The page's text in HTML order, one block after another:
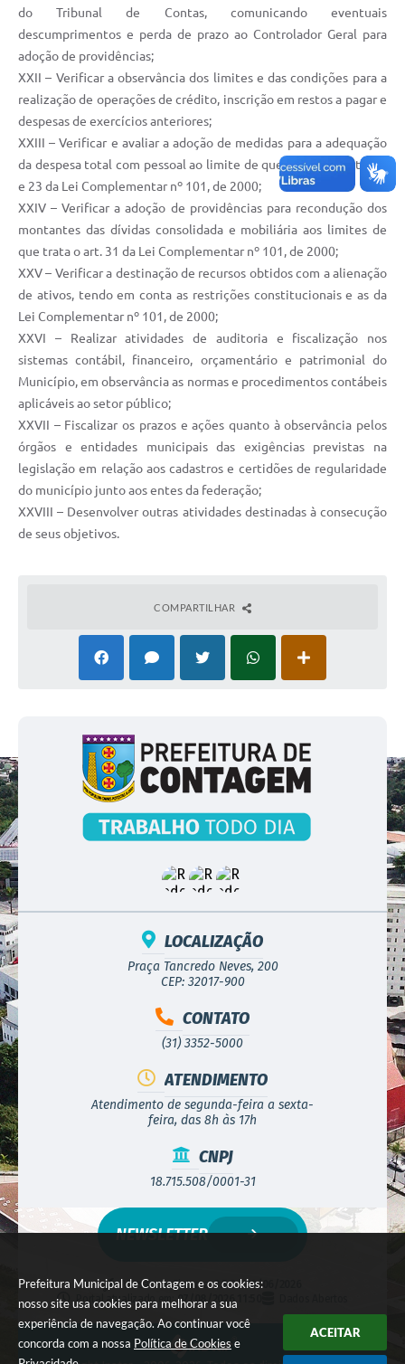
Prefeitura Municipal de Contagem e os cookies:
nosso site usa cookies para melhorar a sua
experiência de navegação. Ao continuar você
concorda com a nossa Política de Cookies e
ACEITAR
do Tribunal de Contas, comunicando eventuais
descumprimentos e perda de prazo ao Controlador Geral para
adoção de providências;
XXII – Verificar a observância dos limites e das condições para a
realização de operações de crédito, inscrição em restos a pagar e
despesas de exercícios anteriores;
XXIII – Verificar e avaliar a adoção de medidas para a adequação
da despesa total com pessoal ao limite de que tratam os arts. 22
e 23 da Lei Complementar nº 101, de 2000;
XXIV – Verificar a adoção de providências para recondução dos
montantes das dívidas consolidada e mobiliária aos limites de
que trata o art. 31 da Lei Complementar nº 101, de 2000;
XXV – Verificar a destinação de recursos obtidos com a alienação
de ativos, tendo em conta as restrições constitucionais e as da
Lei Complementar nº 101, de 2000;
XXVI – Realizar atividades de auditoria e fiscalização nos
sistemas contábil, financeiro, orçamentário e patrimonial do
Município, em observância as normas e procedimentos contábeis
aplicáveis ao setor público;
XXVII – Fiscalizar os prazos e ações quanto à observância pelos
órgãos e entidades municipais das exigências previstas na
legislação em relação aos cadastros e certidões de regularidade
do município junto aos entes da federação;
XXVIII – Desenvolver outras atividades destinadas à consecução
de seus objetivos.
COMPARTILHAR
LOCALIZAÇÃO
Praça Tancredo Neves, 200
CEP: 32017-900
CONTATO
(31) 3352-5000
ATENDIMENTO
Atendimento de segunda-feira a sexta-
feira, das 8h às 17h
CNPJ
18.715.508/0001-31
Versão do Sistema:3.5.3 - 19/06/2026
Portal atualizado em:
07/08/2026 11:50
NEWSLETTER